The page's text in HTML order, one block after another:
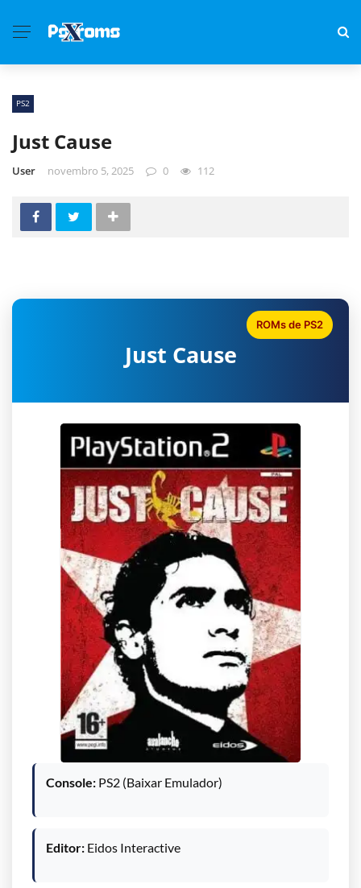
PS2
Just Cause
User novembro 5, 2025 0 112
Just Cause
ROMs de PS2
Console: PS2 (Baixar Emulador)
Editor: Eidos Interactive